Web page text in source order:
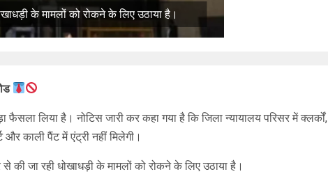
के मामलों को रोकने के लिए उठाया है।
फैसला लिया है। नोटिस जारी कर कहा गया है कि जिला न्यायालय परिसर में क्लर्कों,
काली पैंट में एंट्री नहीं मिलेगी।
की जा रही धोखाधड़ी के मामलों को रोकने के लिए उठाया है।